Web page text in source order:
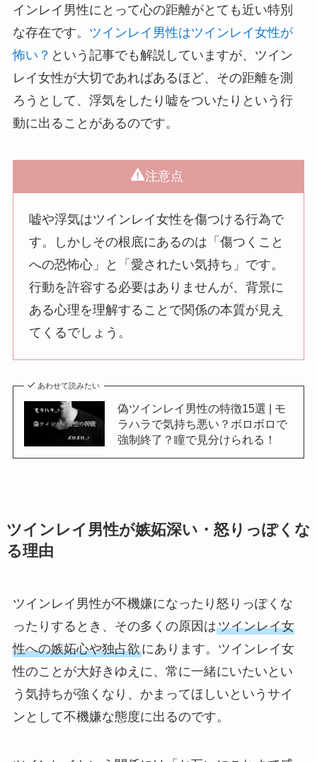
インレイ男性にとって心の距離がとても近い特別
な存在です。 ツインレイ男性はツインレイ女性が
怖い？ という記事でも解説していますが、ツイン
レイ女性が大切であればあるほど、その距離を測
ろうとして、浮気をしたり嘘をついたりという行
動に出ることがあるのです。
注意点
嘘や浮気はツインレイ女性を傷つける行為で
す。しかしその根底にあるのは「傷つくこと
への恐怖心」と「愛されたい気持ち」です。
行動を許容する必要はありませんが、背景に
ある心理を理解することで関係の本質が見え
てくるでしょう。
あわせて読みたい
偽ツインレイ男性の特徴15選 | モ
ラハラで気持ち悪い？ボロボロで
強制終了？瞳で見分けられる！
ツインレイ男性が嫉妬深い・怒りっぽくな
る理由
ツインレイ男性が不機嫌になったり怒りっぽくな
ったりするとき、その多くの原因はツインレイ女
性への嫉妬心や独占欲にあります。ツインレイ女
性のことが大好きゆえに、常に一緒にいたいとい
う気持ちが強くなり、かまってほしいというサイ
ンとして不機嫌な態度に出るのです。